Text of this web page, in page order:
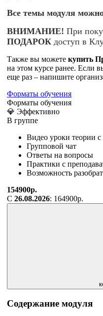
Все темы модуля
ВНИМАНИЕ! При
ПОДАРОК доступ в
Также вы можете купить
на этом курсе ранее. Если
еще раз – напишите
Форматы обучения
Форматы обучения
💎 Эффективно
В группе
Видео уроки теории
Групповой чат
Ответы на вопросы
Практики с
Возможность
154900р.
С 26.08.2026: 164900р.
Содержание модуля